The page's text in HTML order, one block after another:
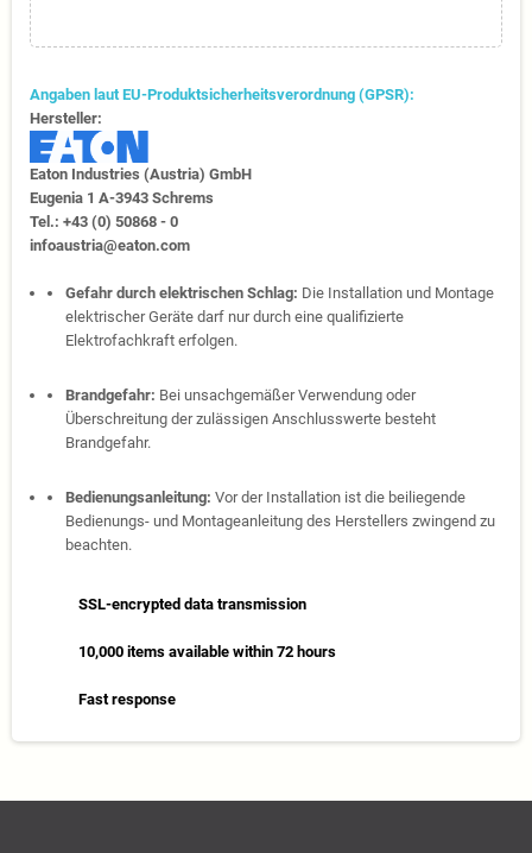
Angaben laut EU-Produktsicherheitsverordnung (GPSR):
Hersteller:
Eaton Industries (Austria) GmbH
Eugenia 1​ A-3943 Schrems
Tel.: +43 (0) 50868 - 0​
infoaustria@eaton.com
Gefahr durch elektrischen Schlag: Die Installation und Montage
elektrischer Geräte darf nur durch eine qualifizierte
Elektrofachkraft erfolgen.
Brandgefahr: Bei unsachgemäßer Verwendung oder
Überschreitung der zulässigen Anschlusswerte besteht
Brandgefahr.
Bedienungsanleitung: Vor der Installation ist die beiliegende
Bedienungs- und Montageanleitung des Herstellers zwingend zu
beachten.
SSL-encrypted data transmission
10,000 items available within 72 hours
Fast response